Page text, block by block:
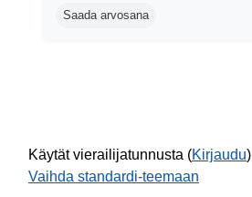
Saada arvosana
Käytät vierailijatunnusta (Kirjaudu)
Vaihda standardi-teemaan